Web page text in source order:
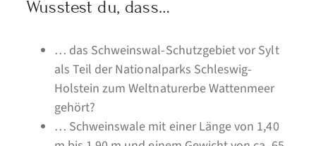
Wusstest du, dass…
… das Schweinswal-Schutzgebiet vor Sylt
als Teil der Nationalparks Schleswig-
Holstein zum Weltnaturerbe Wattenmeer
gehört?
… Schweinswale mit einer Länge von 1,40